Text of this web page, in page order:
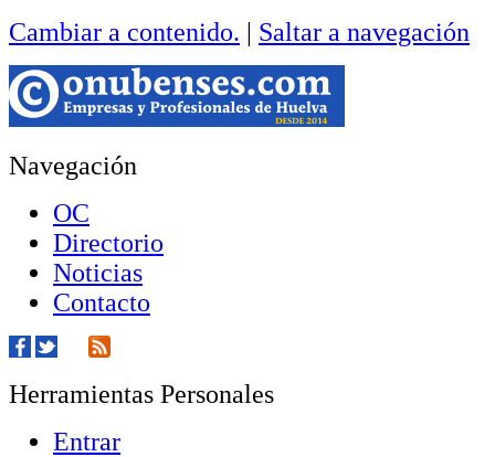
Cambiar a contenido. | Saltar a navegación
Navegación
OC
Directorio
Noticias
Contacto
Herramientas Personales
Entrar